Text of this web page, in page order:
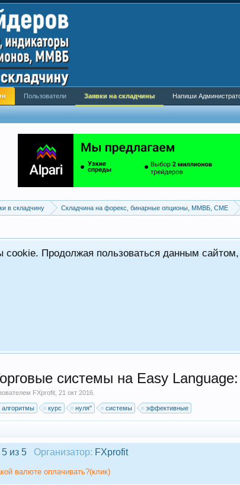
в складчину Складчина на форекс, бинарные опционы, ММВБ, CME
cookie. Продолжая пользоваться данным
системы на Easy
FXprofit ,21 окт 2016
алгоритмы курс нуля" системы эффективные
5 из 5 Организатор: FXprofit
валюте оплачивать?(клик)
Пользователи Заявки на складчины Напиши